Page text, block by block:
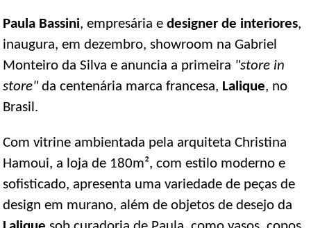
FALE CONOSCO
Paula Bassini, empresária edesigner de interiores,
inaugura, em dezembro, showroom na Gabriel
Monteiro da Silva e anuncia a primeira "store in
store" da centenária marca francesa, Lalique, no
Brasil.
Com vitrine ambientada pela arquiteta Christina
Hamoui, a loja de 180m², com estilo moderno e
sofisticado, apresenta uma variedade de peças de
design em murano, além de objetos de desejo da